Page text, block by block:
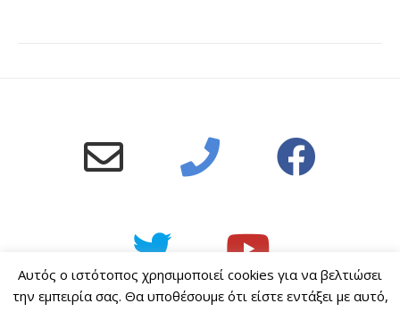
Αυτός ο ιστότοπος χρησιμοποιεί cookies για να βελτιώσει
την εμπειρία σας. Θα υποθέσουμε ότι είστε εντάξει με αυτό,